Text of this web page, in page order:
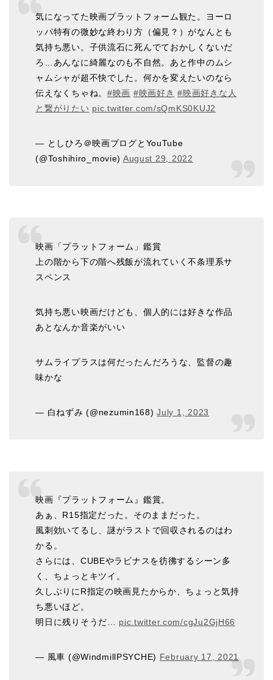
気になってた映画プラットフォーム観た。ヨーロ
ッパ特有の微妙な終わり方（偏見？）がなんとも
気持ち悪い。子供流石に死んでておかしくないだ
ろ…あんなに綺麗なのも不自然。あと作中のムシ
ャムシャが超不快でした。何かを変えたいのなら
伝えなくちゃね。 #映画 #映画好き #映画好きな人
と繋がりたい pic.twitter.com/sQmKS0KUJ2
— としひろ＠映画ブログとYouTube
(@Toshihiro_movie) August 29, 2022
映画「プラットフォーム」鑑賞
上の階から下の階へ残飯が流れていく不条理系サ
スペンス
気持ち悪い映画だけども、個人的には好きな作品
あとなんか音楽がいい
サムライプラスは何だったんだろうな、監督の趣
味かな
— 白ねずみ (@nezumin168)July 1, 2023
映画『プラットフォーム』鑑賞。
あぁ、R15指定だった。そのままだった。
風刺効いてるし、謎がラストで回収されるのはわ
かる。
さらには、CUBEやラビナスを彷彿するシーン多
く、ちょっとキツイ。
久しぶりにR指定の映画見たからか、ちょっと気持
ち悪いほど。
明日に残りそうだ… pic.twitter.com/cgJu2GjH66
— 風車 (@WindmillPSYCHE) February 17, 2021